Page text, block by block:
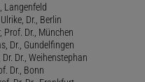
Langenfeld
Dr., Berlin
Prof. Dr., München
Dr., Gundelfingen
Dr., Weihenstephan
Dr., Bonn